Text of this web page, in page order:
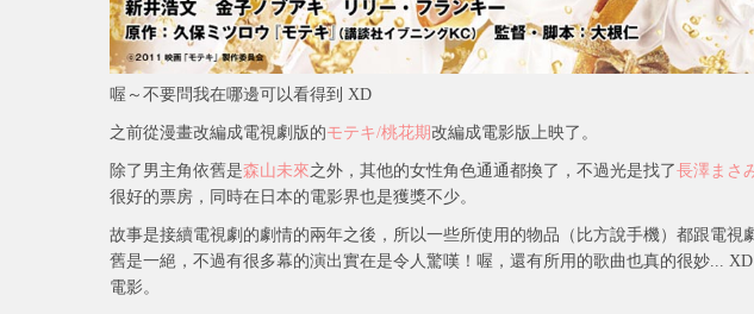
喔～不要問我在哪邊可以看得到 XD
之前從漫畫改編成電視劇版的モテキ/桃花期改編成電影版上映了。
除了男主角依舊是森山未來之外，其他的女性角色通通都換了，不過光是找了長澤まさ
很好的票房，同時在日本的電影界也是獲獎不少。
故事是接續電視劇的劇情的兩年之後，所以一些所使用的物品（比方說手機）都跟電視
舊是一絕，不過有很多幕的演出實在是令人驚嘆！喔，還有所用的歌曲也真的很妙...
電影。